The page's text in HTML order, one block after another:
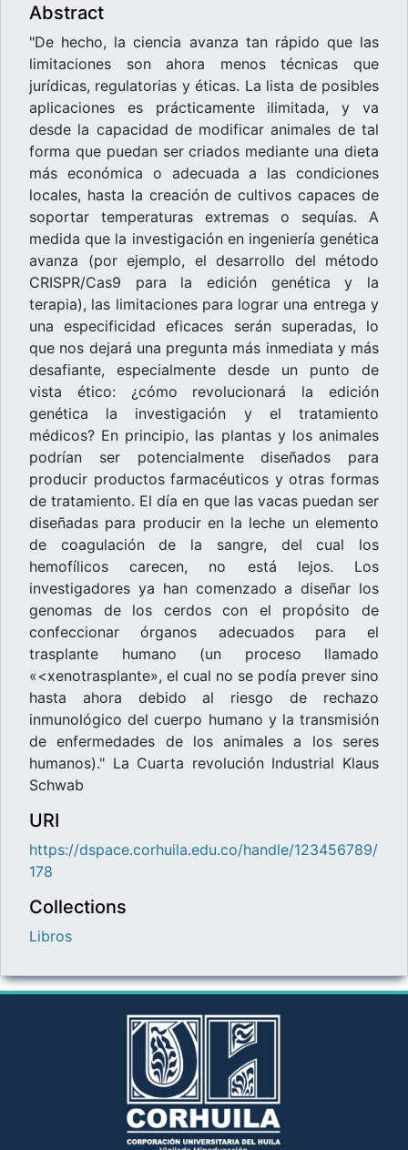
Abstract
"De hecho, la ciencia avanza tan rápido que las
limitaciones son ahora menos técnicas que
jurídicas, regulatorias y éticas. La lista de posibles
aplicaciones es prácticamente ilimitada, y va
desde la capacidad de modificar animales de tal
forma que puedan ser criados mediante una dieta
más económica o adecuada a las condiciones
locales, hasta la creación de cultivos capaces de
soportar temperaturas extremas o sequías. A
medida que la investigación en ingeniería genética
avanza (por ejemplo, el desarrollo del método
CRISPR/Cas9 para la edición genética y la
terapia), las limitaciones para lograr una entrega y
una especificidad eficaces serán superadas, lo
que nos dejará una pregunta más inmediata y más
desafiante, especialmente desde un punto de
vista ético: ¿cómo revolucionará la edición
genética la investigación y el tratamiento
médicos? En principio, las plantas y los animales
podrían ser potencialmente diseñados para
producir productos farmacéuticos y otras formas
de tratamiento. El día en que las vacas puedan ser
diseñadas para producir en la leche un elemento
de coagulación de la sangre, del cual los
hemofílicos carecen, no está lejos. Los
investigadores ya han comenzado a diseñar los
genomas de los cerdos con el propósito de
confeccionar órganos adecuados para el
trasplante humano (un proceso llamado
«<xenotrasplante», el cual no se podía prever sino
hasta ahora debido al riesgo de rechazo
inmunológico del cuerpo humano y la transmisión
de enfermedades de los animales a los seres
humanos)." La Cuarta revolución Industrial Klaus
Schwab
URI
https://dspace.corhuila.edu.co/handle/123456789/
178
Collections
Libros